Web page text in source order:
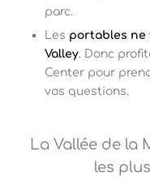
parc.
Les portables ne
Valley. Donc
Center pour
vos questions.
La Vallée de la
les